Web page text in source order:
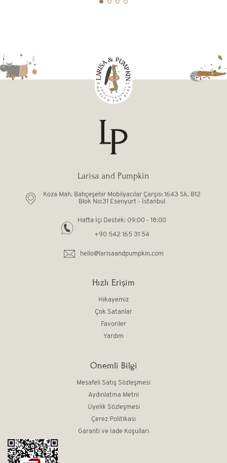
Larisa and Pumpkin
Koza Mah. Bahçeşehir Mobilyacılar Çarşısı 1643 Sk. B12
Blok No:31 Esenyurt - İstanbul
Hafta İçi Destek: 09:00 - 18:00
+90 542 165 31 54
hello@larisaandpumpkin.com
Hızlı Erişim
Hikayemiz
Çok Satanlar
Favoriler
Yardım
Önemli Bilgi
Mesafeli Satış Sözleşmesi
Aydınlatma Metni
Üyelik Sözleşmesi
Çerez Politikası
Garanti ve İade Koşulları